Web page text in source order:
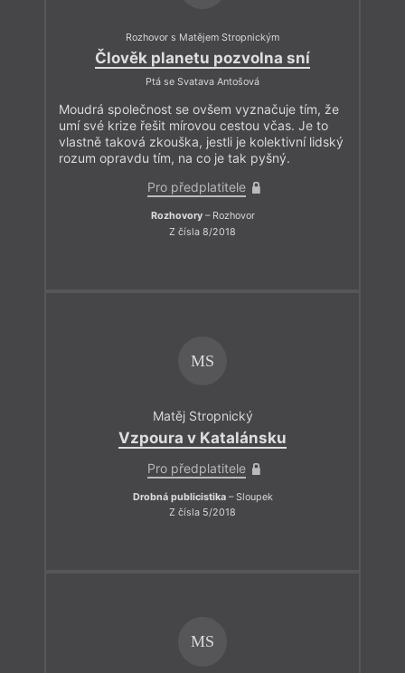
Rozhovor s Matějem Stropnickým
Člověk planetu pozvolna sní
Ptá se Svatava Antošová
Moudrá společnost se ovšem vyznačuje tím, že
umí své krize řešit mírovou cestou včas. Je to
vlastně taková zkouška, jestli je kolektivní lidský
rozum opravdu tím, na co je tak pyšný.
Pro předplatitele
Rozhovory– Rozhovor
Z čísla 8/2018
MS
Matěj Stropnický
Vzpoura v Katalánsku
Pro předplatitele
Drobná publicistika– Sloupek
Z čísla 5/2018
MS